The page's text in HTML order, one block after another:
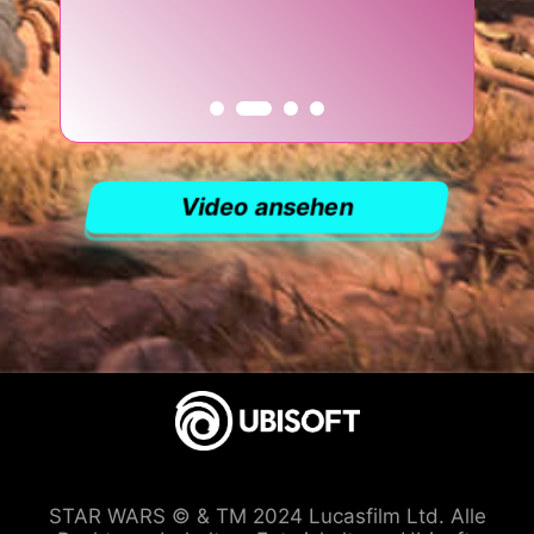
Video ansehen
STAR WARS © & TM 2024 Lucasfilm Ltd. Alle